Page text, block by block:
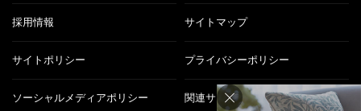
採用情報 サイトマップ
サイトポリシー プライバシーポリシー
ソーシャルメディアポリシー 関連サイト